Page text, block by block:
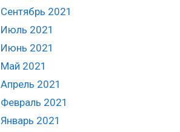
Сентябрь 2021
Июль 2021
Июнь 2021
Май 2021
Апрель 2021
Февраль 2021
Январь 2021